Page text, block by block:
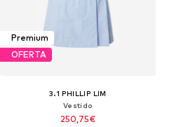
Premium
OFERTA
3.1 PHILLIP LIM
Vestido
250,75€